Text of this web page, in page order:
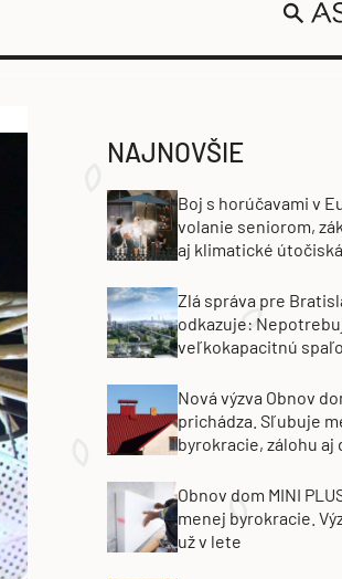
NAJNOVŠIE
Boj s horúčavami v
volanie seniorom,
aj klimatické útočiská
Zlá správa pre
odkazuje:
veľkokapacitnú
Nová výzva Obnov
prichádza. Sľubuje
byrokracie, zálohu aj
Obnov dom MINI
menej byrokracie.
už v lete